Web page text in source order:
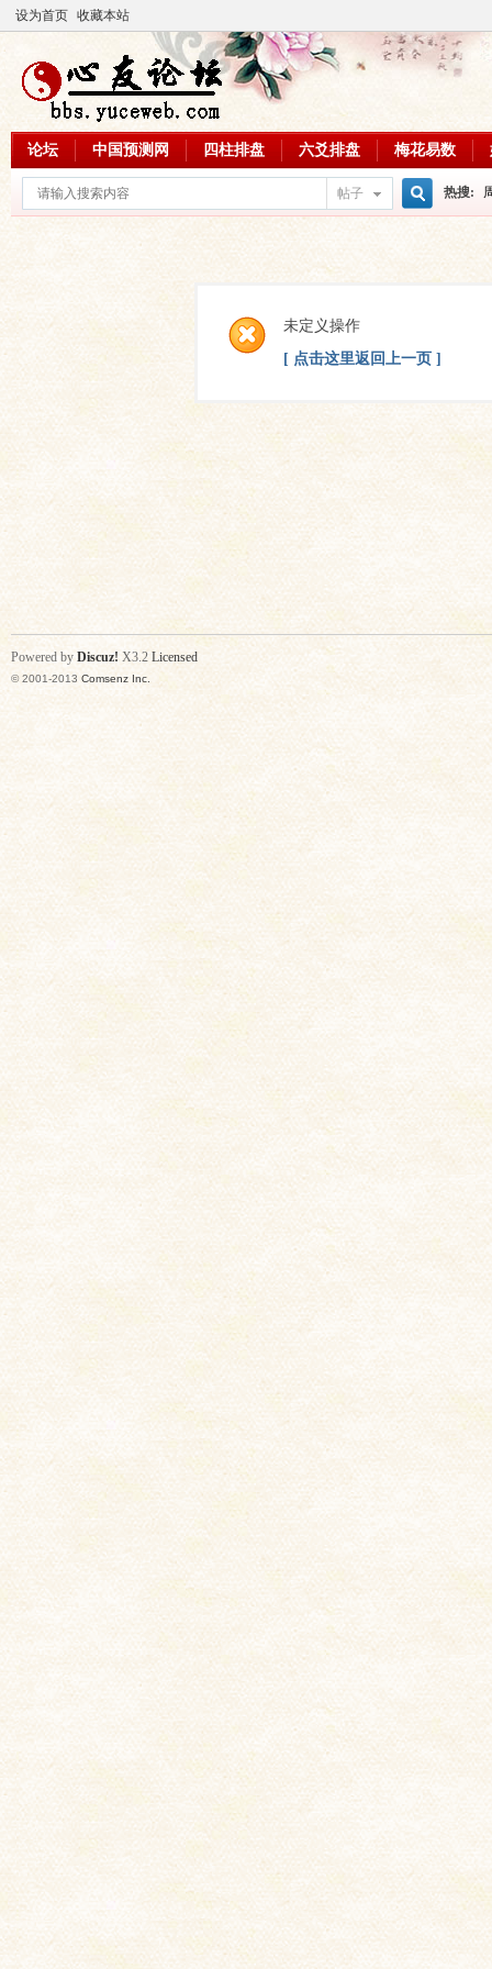
设为首页 收藏本站
论坛 中国预测网 四柱排盘 六爻排盘 梅花易数
帖子 热搜:
周易教
每日一
未定义操作
[ 点击这里返回上一页 ]
Powered by Discuz! X3.2 Licensed
© 2001-2013 Comsenz Inc.